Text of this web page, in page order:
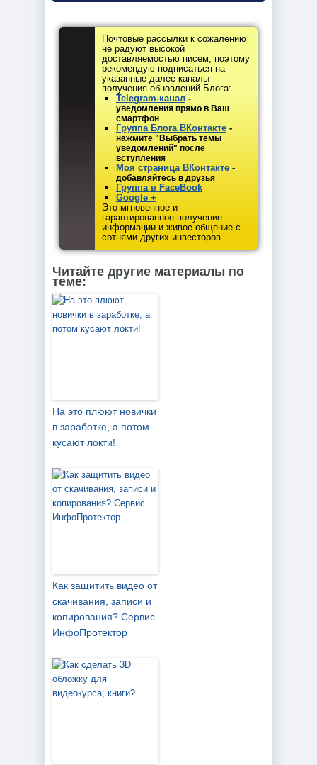
Почтовые рассылки к сожалению
не радуют высокой
доставляемостью писем, поэтому
рекомендую подписаться на
указанные далее каналы
получения обновлений Блога:
Telegram-канал -
уведомления прямо в Ваш
смартфон
Группа Блога ВКонтакте -
нажмите "Выбрать темы
уведомлений" после
вступления
Моя страница ВКонтакте -
добавляйтесь в друзья
Группа в FaceBook
Google +
Это мгновенное и
гарантированное получение
информации и живое общение с
сотнями других инвесторов.
Читайте другие материалы по
теме:
На это плюют новички
в заработке, а потом
кусают локти!
Как защитить видео от
скачивания, записи и
копирования? Cервис
ИнфоПротектор